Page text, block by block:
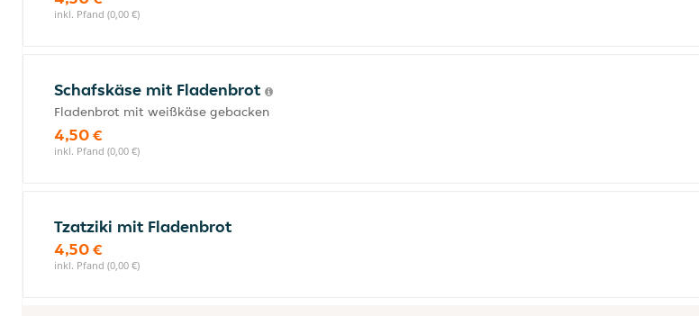
inkl. Pfand (0,00 €)
Schafskäse mit Fladenbrot
Fladenbrot mit weißkäse gebacken
4,50 €
inkl. Pfand (0,00 €)
Tzatziki mit Fladenbrot
4,50 €
inkl. Pfand (0,00 €)